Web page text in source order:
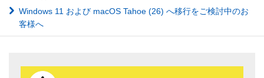
Windows 11 および macOS Tahoe (26) へ移行をご検討中のお
客様へ